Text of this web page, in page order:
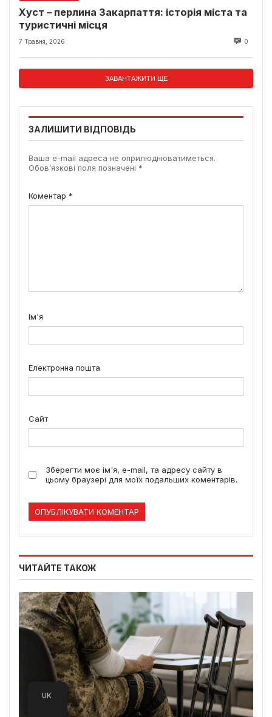
Хуст – перлина Закарпаття: історія міста та
туристичні місця
7 Травня, 2026 0
ЗАВАНТАЖИТИ ЩЕ
ЗАЛИШИТИ ВІДПОВІДЬ
Ваша e-mail адреса не оприлюднюватиметься.
Обов’язкові поля позначені *
Коментар *
Ім'я
Електронна пошта
Сайт
Зберегти моє ім'я, e-mail, та адресу сайту в
цьому браузері для моїх подальших коментарів.
ЧИТАЙТЕ ТАКОЖ
UK